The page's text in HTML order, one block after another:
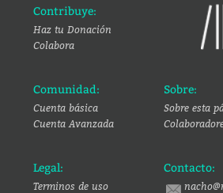
Contribuye:
Haz tu Donación
Colabora
Comunidad:
Cuenta básica
Cuenta Avanzada
Sobre:
Sobre esta
Legal:
Terminos de uso
Contacto: